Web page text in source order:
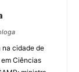
cidade de
Ciências